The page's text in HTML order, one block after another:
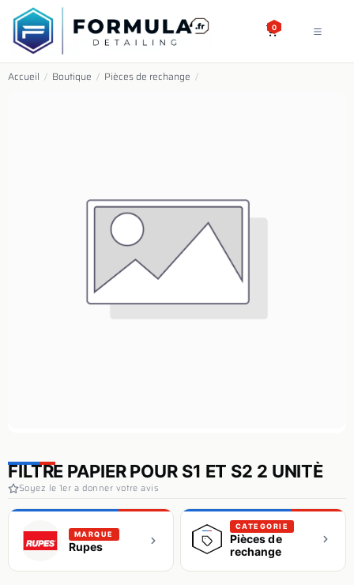
SE RENDRE AU CONTENU
0
Accueil / Boutique / Pièces de rechange /
FILTRE PAPIER POUR S1 ET S2 2 UNITÈ
Soyez le 1er a donner votre avis
MARQUE
Rupes
CATEGORIE
Pièces de
rechange